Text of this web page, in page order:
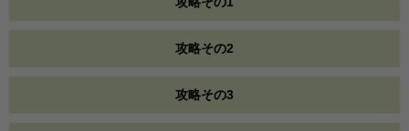
攻略その2
攻略その3